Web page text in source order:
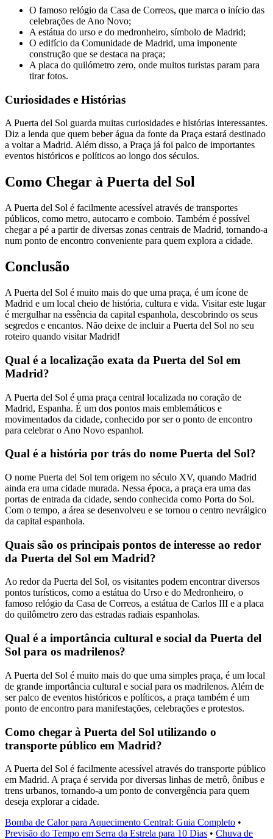
O famoso relógio da Casa de Correos, que marca o início das
celebrações de Ano Novo;
A estátua do urso e do medronheiro, símbolo de Madrid;
O edifício da Comunidade de Madrid, uma imponente
construção que se destaca na praça;
A placa do quilómetro zero, onde muitos turistas param para
tirar fotos.
Curiosidades e Histórias
A Puerta del Sol guarda muitas curiosidades e histórias interessantes.
Diz a lenda que quem beber água da fonte da Praça estará destinado
a voltar a Madrid. Além disso, a Praça já foi palco de importantes
eventos históricos e políticos ao longo dos séculos.
Como Chegar à Puerta del Sol
A Puerta del Sol é facilmente acessível através de transportes
públicos, como metro, autocarro e comboio. Também é possível
chegar a pé a partir de diversas zonas centrais de Madrid, tornando-a
num ponto de encontro conveniente para quem explora a cidade.
Conclusão
A Puerta del Sol é muito mais do que uma praça, é um ícone de
Madrid e um local cheio de história, cultura e vida. Visitar este lugar
é mergulhar na essência da capital espanhola, descobrindo os seus
segredos e encantos. Não deixe de incluir a Puerta del Sol no seu
roteiro quando visitar Madrid!
Qual é a localização exata da Puerta del Sol em
Madrid?
A Puerta del Sol é uma praça central localizada no coração de
Madrid, Espanha. É um dos pontos mais emblemáticos e
movimentados da cidade, conhecido por ser o ponto de encontro
para celebrar o Ano Novo espanhol.
Qual é a história por trás do nome Puerta del Sol?
O nome Puerta del Sol tem origem no século XV, quando Madrid
ainda era uma cidade murada. Nessa época, a praça era uma das
portas de entrada da cidade, sendo conhecida como Porta do Sol.
Com o tempo, a área se desenvolveu e se tornou o centro nevrálgico
da capital espanhola.
Quais são os principais pontos de interesse ao redor
da Puerta del Sol em Madrid?
Ao redor da Puerta del Sol, os visitantes podem encontrar diversos
pontos turísticos, como a estátua do Urso e do Medronheiro, o
famoso relógio da Casa de Correos, a estátua de Carlos III e a placa
do quilômetro zero das estradas radiais espanholas.
Qual é a importância cultural e social da Puerta del
Sol para os madrilenos?
A Puerta del Sol é muito mais do que uma simples praça, é um local
de grande importância cultural e social para os madrilenos. Além de
ser palco de eventos históricos e políticos, a praça também é um
ponto de encontro para manifestações, celebrações e protestos.
Como chegar à Puerta del Sol utilizando o
transporte público em Madrid?
A Puerta del Sol é facilmente acessível através do transporte público
em Madrid. A praça é servida por diversas linhas de metrô, ônibus e
trens urbanos, tornando-a um ponto de convergência para quem
deseja explorar a cidade.
Bomba de Calor para Aquecimento Central: Guia Completo •
Previsão do Tempo em Serra da Estrela para 10 Dias • Chuva de